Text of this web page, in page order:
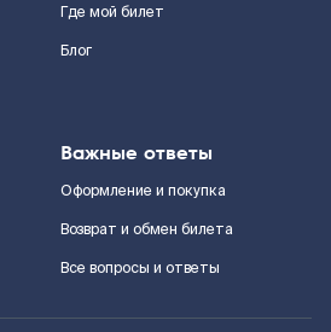
Где мой билет
Блог
Важные ответы
Оформление и покупка
Возврат и обмен билета
Все вопросы и ответы